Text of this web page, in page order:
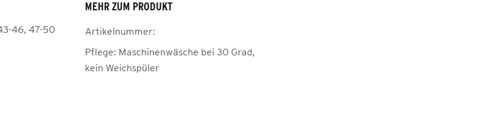
46, 47-50
MEHR ZUM PRODUKT
Artikelnummer:
Pflege: Maschinenwäsche bei 30 Grad,
kein Weichspüler